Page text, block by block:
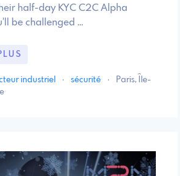
half-day KYC C2C Alpha
be challenged …
industriel · sécurité ·
Paris, Île-